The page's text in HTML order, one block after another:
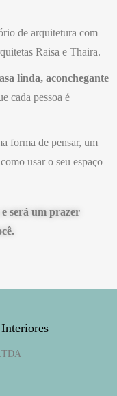
de arquitetura com
Raisa e Thaira.
linda, aconchegante
cada pessoa é
forma de pensar, um
usar o seu espaço
será um prazer